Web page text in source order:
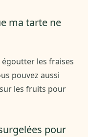
ma tarte ne
égoutter les fraises
pouvez aussi
les fruits pour
pour